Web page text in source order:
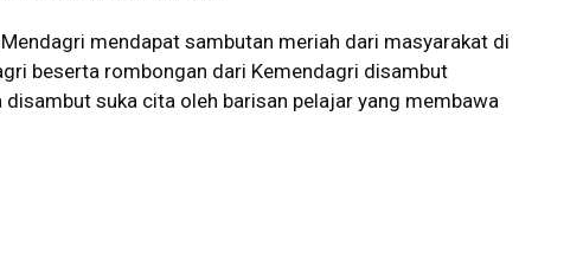
mendapat sambutan meriah dari masyarakat di
beserta rombongan dari Kemendagri disambut
suka cita oleh barisan pelajar yang membawa